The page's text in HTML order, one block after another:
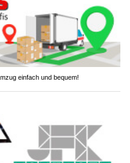
einfach und bequem!